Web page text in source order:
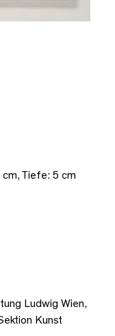
Tiefe: 5 cm
Ludwig Wien,
Kunst